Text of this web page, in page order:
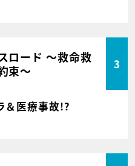
ロード ～救命救
束～
3
医療事故!?